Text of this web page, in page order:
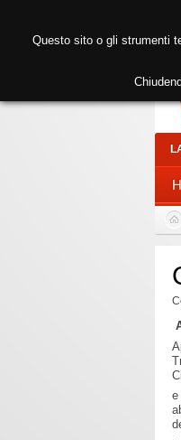
e
Questo sito o gli strumenti